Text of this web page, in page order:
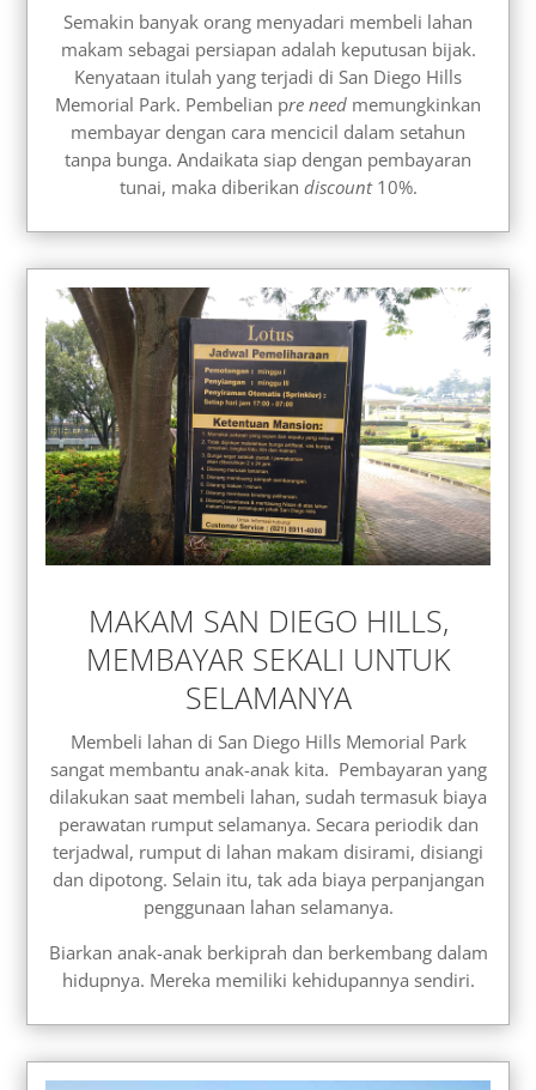
Semakin banyak orang menyadari membeli lahan
makam sebagai persiapan adalah keputusan bijak.
Kenyataan itulah yang terjadi di San Diego Hills
Memorial Park. Pembelian pre need memungkinkan
membayar dengan cara mencicil dalam setahun
tanpa bunga. Andaikata siap dengan pembayaran
tunai, maka diberikan discount10%.
MAKAM SAN DIEGO HILLS,
MEMBAYAR SEKALI UNTUK
SELAMANYA
Membeli lahan di San Diego Hills Memorial Park
sangat membantu anak-anak kita. Pembayaran yang
dilakukan saat membeli lahan, sudah termasuk biaya
perawatan rumput selamanya. Secara periodik dan
terjadwal, rumput di lahan makam disirami, disiangi
dan dipotong. Selain itu, tak ada biaya perpanjangan
penggunaan lahan selamanya.
Biarkan anak-anak berkiprah dan berkembang dalam
hidupnya. Mereka memiliki kehidupannya sendiri.